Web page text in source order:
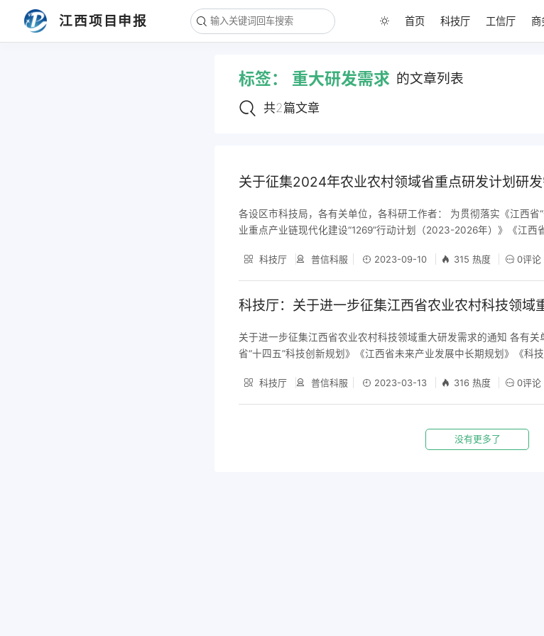
江西项目申报 首页 科技厅 工信厅 商
文章导航
标签： 重大研发需求 的文章列表
共2篇文章
关于征集2024年农业农村领域省重点研发计划研
各设区市科技局，各有关单位，各科研工作者： 为贯彻落实《江西省
业重点产业链现代化建设“1269”行动计划（2023-2026年）》《江西
关单位及科研工作者征集农业农村领域省重点研发计划研发需求（省
次
科技厅 普信科服 2023-09-10 315 热度 0评论
科技厅：关于进一步征集江西省农业农村科技领域
关于进一步征集江西省农业农村科技领域重大研发需求的通知 各有
省“十四五”科技创新规划》《江西省未来产业发展中长期规划》《科
求。有关事项通知如下。 一、征集内容 主要围绕聚焦新品种选育及
理、农机装备
科技厅 普信科服 2023-03-13 316 热度 0评论
没有更多了